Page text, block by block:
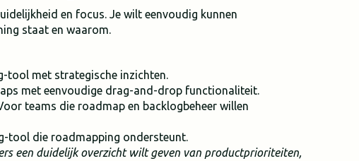
en focus. Je wilt eenvoudig kunnen
staat en waarom.
tool met strategische inzichten.
met eenvoudige drag-and-drop functionaliteit.
teams die roadmap en backlogbeheer willen
tool die roadmapping ondersteunt.
een duidelijk overzicht wilt geven van productprioriteiten,